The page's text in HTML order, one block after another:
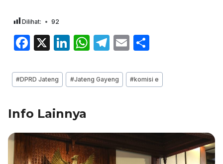
Dilihat: 92
F
c
e
b
o
o
k
X
Li
k
e
n
W
at
s
p
T
e
gr
E
ai
l
ar
e
Post
Tags:
#DPRD Jateng #Jateng Gayeng #komisi e
Info Lainnya